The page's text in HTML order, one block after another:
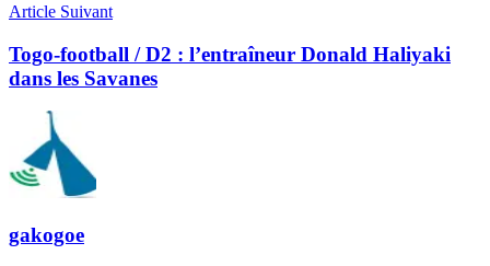
Article Suivant
Togo-football / D2 : l’entraîneur Donald Haliyaki
dans les Savanes
gakogoe